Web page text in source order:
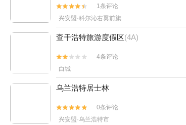


1条评论
兴安盟·科尔沁右翼前旗
查干浩特旅游度假区(4A)


4条评论
白城
乌兰浩特居士林


0条评论
兴安盟·乌兰浩特市